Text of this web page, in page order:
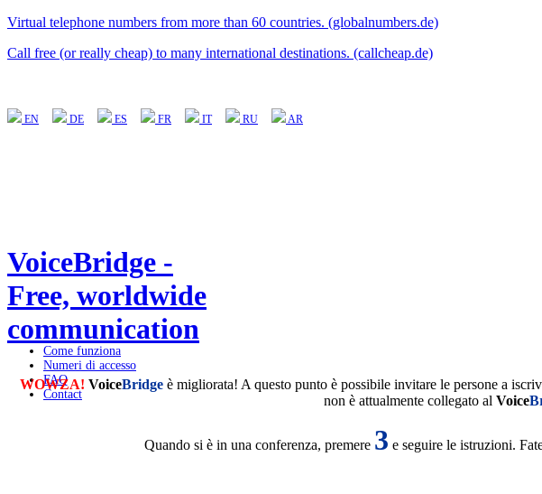
Virtual telephone numbers from more than 60 countries. (globalnumbers.de)
Call free (or really cheap) to many international destinations. (callcheap.de)
EN DE ES FR IT RU AR
VoiceBridge -
Free, worldwide
communication
Come funziona
Numeri di accesso
FAQ
Contact
WOWZA! VoiceBridgeè migliorata! A questo punto è possibile invitare le persone a
non è attualmente collegato al Voice
Quando si è in una conferenza, premere 3 e seguire le istruzioni.